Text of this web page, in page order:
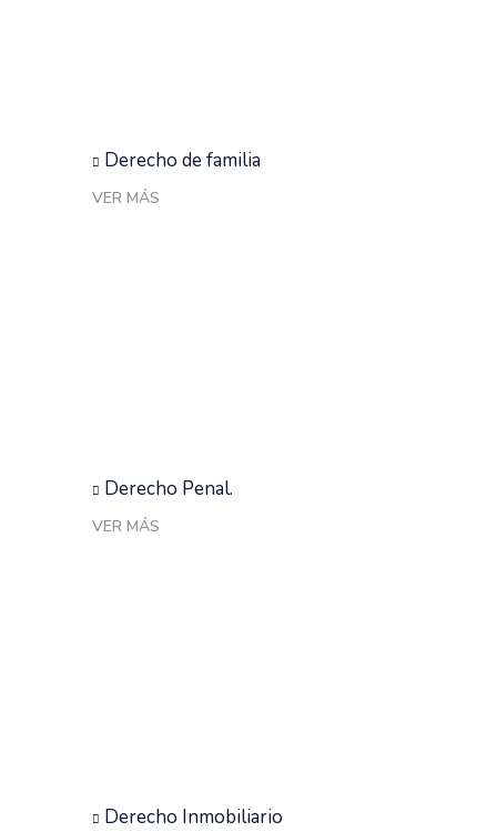
Derecho de familia
VER MÁS
Derecho Penal.
VER MÁS
Derecho Inmobiliario